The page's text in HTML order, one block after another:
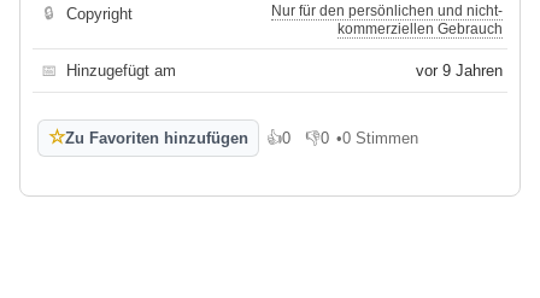
🔒 Copyright
Nur für den persönlichen und nicht-
kommerziellen Gebrauch
📅 Hinzugefügt am vor 9 Jahren
☆Zu Favoriten hinzufügen 👍0
Gefällt mir
👎0
Gefällt mir nicht
•0 Stimmen